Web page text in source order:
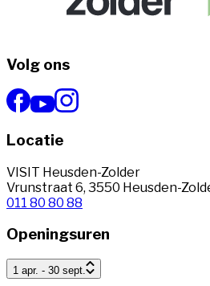
Volg ons
Locatie
VISIT Heusden-Zolder
Vrunstraat 6, 3550 Heusden-
011 80 80 88
Openingsuren
1 apr. - 30 sept.